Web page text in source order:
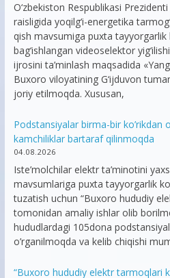
O‘zbekiston Respublikasi
raisligida yoqilg‘i-energetika
qish mavsumiga puxta tayyorgarlik
bag‘ishlangan videoselektor
ijrosini ta’minlash maqsadida
Buxoro viloyatining G‘ijduvon
joriy etilmoqda. Xususan,
Podstansiyalar birma-bir ko’rikdan
kamchiliklar bartaraf qilinmoqda
04.08.2026
Iste’molchilar elektr ta’minotini
mavsumlariga puxta tayyorgarlik
tuzatish uchun “Buxoro hududiy
tomonidan amaliy ishlar olib
hududlardagi 105dona
o’rganilmoqda va kelib chiqishi
“Buxoro hududiy elektr tarmoqlari